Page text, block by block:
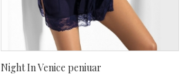
Night In Venice peniuar